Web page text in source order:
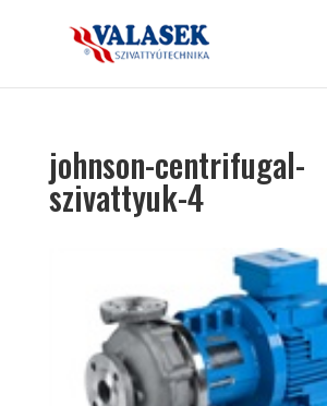
johnson-centrifugal-
szivattyuk-4